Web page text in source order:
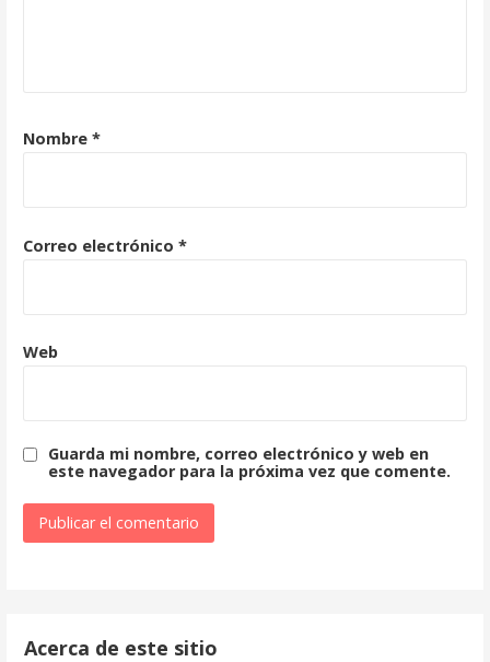
Nombre *
Correo electrónico *
Web
Guarda mi nombre, correo electrónico y web en
este navegador para la próxima vez que comente.
Acerca de este sitio